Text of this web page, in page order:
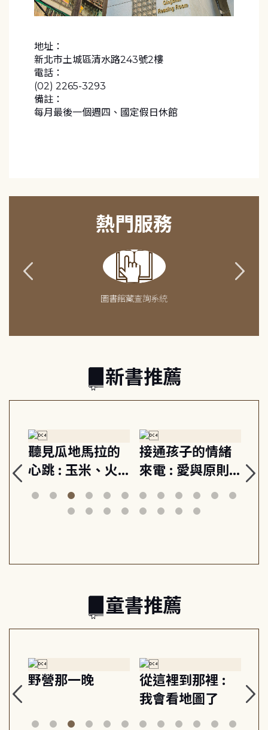
地址：
新北市土城區清水路243號2樓
電話：
(02) 2265-3293
備註：
每月最後一個週四、國定假日休館
熱門服務
圖書館藏查詢系統
新書推薦
聽見瓜地馬拉的
心跳 : 玉米、火
山與信仰, 外交官
筆下的現代馬雅
接通孩子的情緒
來電 : 愛與原則,
建立教養的安定
節奏 22個行動練
關
童書推薦
野營那一晚
從這裡到那裡 :
我會看地圖了
美